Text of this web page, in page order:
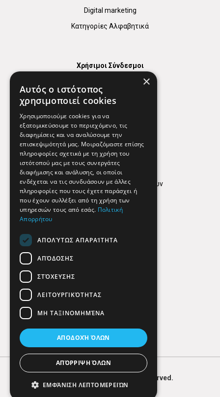
Digital marketing
Κατηγορίες Αλφαβητικά
Χρήσιμοι Σύνδεσμοι
Χρήσιμα Τηλέφωνα
Εφημερεύοντα Φαρμακεία
Απόρρητο
Όροι Χρήσης
Πολιτική προστασίας δεδομένων
Findhere
Social Media
HERE. All Rights Reserved.
×
Αυτός ο ιστότοπος
χρησιμοποιεί cookies
Χρησιμοποιούμε cookies για να
εξατομικεύσουμε το περιεχόμενο, τις
διαφημίσεις και να αναλύσουμε την
επισκεψιμότητά μας. Μοιραζόμαστε επίσης
πληροφορίες σχετικά με τη χρήση του
ιστότοπού μας με τους συνεργάτες
διαφήμισης και ανάλυσης, οι οποίοι
ενδέχεται να τις συνδυάσουν με άλλες
πληροφορίες που τους έχετε παράσχει ή
που έχουν συλλέξει από τη χρήση των
υπηρεσιών τους από εσάς. Πολιτική
Απορρήτου
ΑΠΟΛΎΤΩΣ ΑΠΑΡΑΊΤΗΤΑ
ΑΠΌΔΟΣΗΣ
ΣΤΌΧΕΥΣΗΣ
ΛΕΙΤΟΥΡΓΙΚΌΤΗΤΑΣ
ΜΗ ΤΑΞΙΝΟΜΗΜΈΝΑ
ΑΠΟΔΟΧΉ ΌΛΩΝ
ΑΠΌΡΡΙΨΗ ΌΛΩΝ
ΕΜΦΆΝΙΣΗ ΛΕΠΤΟΜΕΡΕΙΏΝ